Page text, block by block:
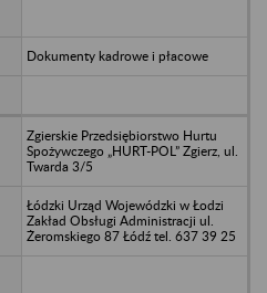
Dokumenty kadrowe i płacowe
Zgierskie Przedsiębiorstwo Hurtu
Spożywczego „HURT-POL” Zgierz, ul.
Twarda 3/5
Łódzki Urząd Wojewódzki w Łodzi
Zakład Obsługi Administracji ul.
Żeromskiego 87 Łódź tel. 637 39 25